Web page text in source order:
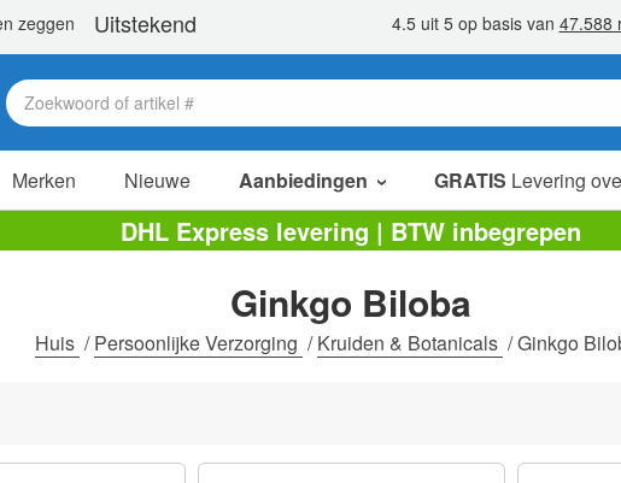
Merken Nieuwe Aanbiedingen GRATIS Levering
verkoop items
value packs
opruiming
DHL Express levering | BTW inbegrepen
Ginkgo Biloba
Huis /Persoonlijke Verzorging /Kruiden & Botanicals /Ginkgo